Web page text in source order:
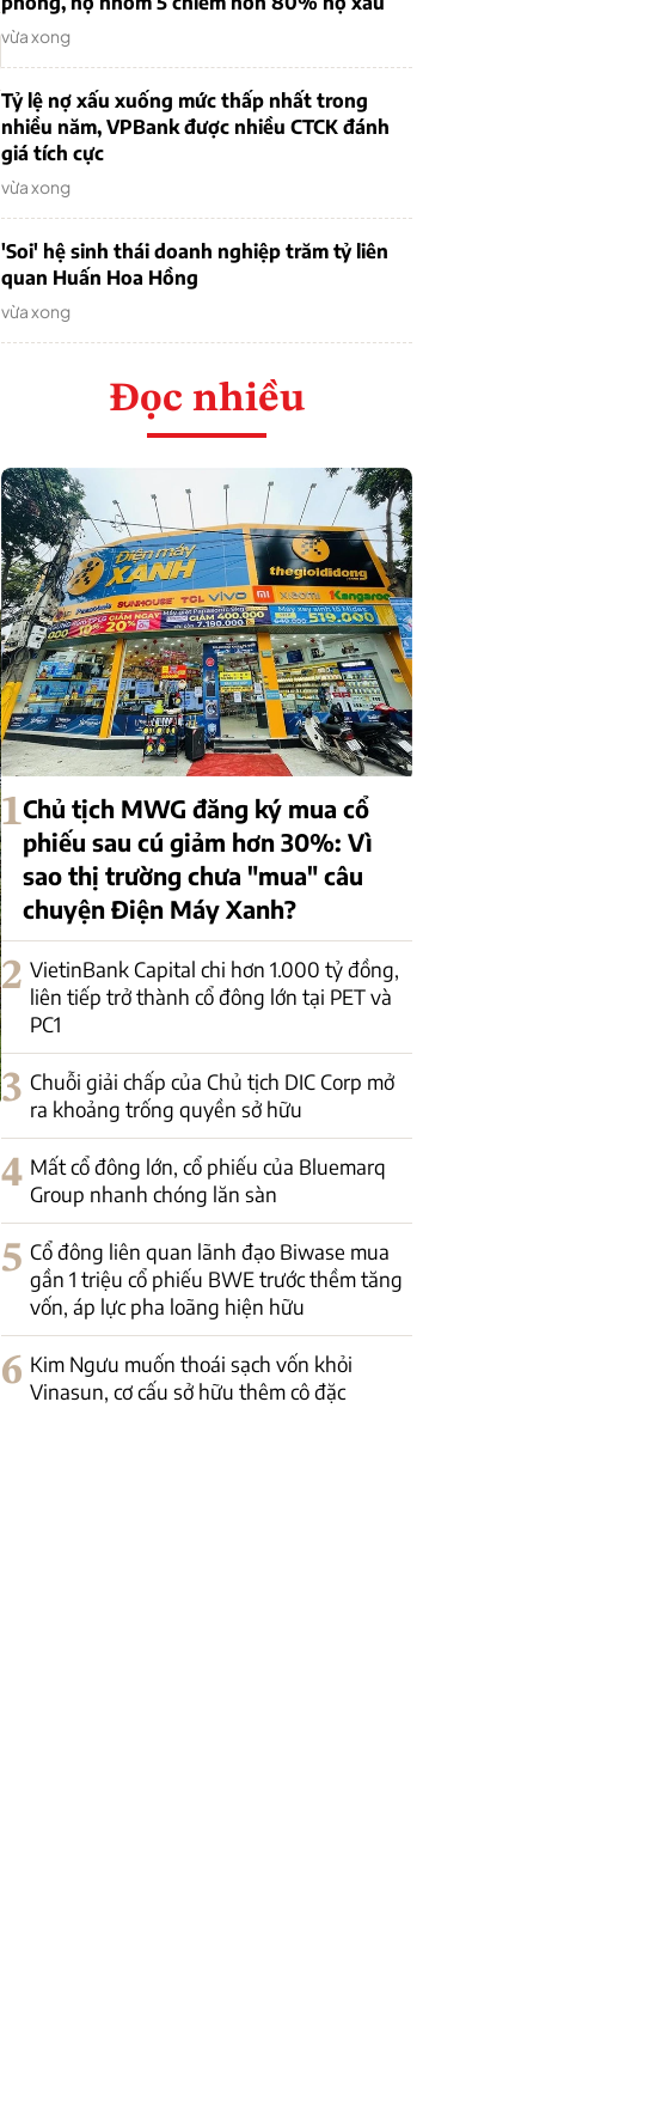
vừa xong
Tỷ lệ nợ xấu xuống mức thấp nhất trong
nhiều năm, VPBank được nhiều CTCK đánh
giá tích cực
vừa xong
'Soi' hệ sinh thái doanh nghiệp trăm tỷ liên
quan Huấn Hoa Hồng
vừa xong
Đọc nhiều
1Chủ tịch MWG đăng ký mua cổ
phiếu sau cú giảm hơn 30%: Vì
sao thị trường chưa "mua" câu
chuyện Điện Máy Xanh?
2 VietinBank Capital chi hơn 1.000 tỷ đồng,
liên tiếp trở thành cổ đông lớn tại PET và
PC1
3 Chuỗi giải chấp của Chủ tịch DIC Corp mở
ra khoảng trống quyền sở hữu
4 Mất cổ đông lớn, cổ phiếu của Bluemarq
Group nhanh chóng lăn sàn
5 Cổ đông liên quan lãnh đạo Biwase mua
gần 1 triệu cổ phiếu BWE trước thềm tăng
vốn, áp lực pha loãng hiện hữu
6 Kim Ngưu muốn thoái sạch vốn khỏi
Vinasun, cơ cấu sở hữu thêm cô đặc